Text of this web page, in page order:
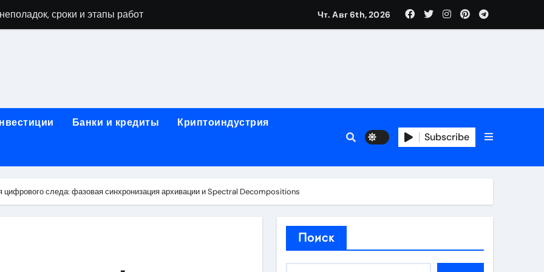
сроки и этапы работ
чистка системы охлаждения и замена компонентов
и ключевые факторы, влияющие на итоговую сумму
в ноутбуке: основные факторы и ориентиры цен
тестирования компонентов и обнаружения неисправностей
Чт. Авг 6th, 2026
Банки и кредиты Криптоиндустрия
Subscribe
следа: фазовая синхронизация архивации и Spectral Decompositions
Поиск